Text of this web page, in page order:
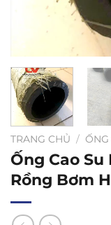
TRANG CHỦ / ỐNG
Ống Cao Su
Rồng Bơm